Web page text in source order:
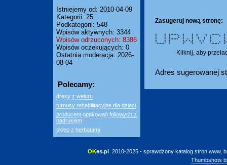
Istniejemy od: 2010-04-09
Kategorii: 25
Podkategorii: 548
Wpisów aktywnych: 3344
Wpisów odrzuconych: 8386
Wpisów oczekujących: 0
Ostatnia moderacja: 2026-
08-04
Polecamy:
dresy z weluru
turnusy rehabilitacyjne dla dzieci
producent opakowań foliowych z
nadrukiem
sklep z herbatami
Zasugeruj nową stronę:
* * ****** * * * * *****
* * * * * * * * *
* * * * * * * *
* * ****** * * * * *
* * * * * * * * * *
* * * ** ** * * * *
***** * * * * *****
Kliknij, aby
Adres sugerowanej
OKes.pl 2010-2025 - sprawdzony katalog stron www,
Thumbshots